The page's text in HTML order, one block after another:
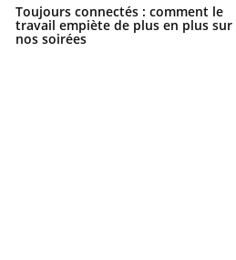
Toujours connectés : comment le
travail empiète de plus en plus sur
nos soirées